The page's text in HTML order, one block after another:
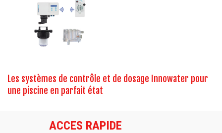
Les systèmes de contrôle et de dosage Innowater pour
une piscine en parfait état
ACCES RAPIDE